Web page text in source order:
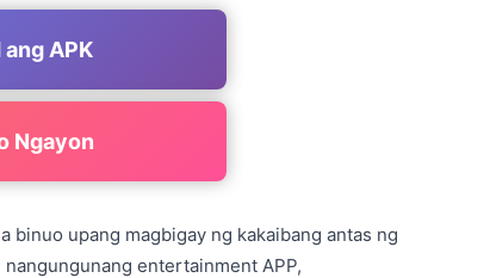
APK
Ngayon
binuo upang magbigay ng kakaibang antas ng
entertainment APP,